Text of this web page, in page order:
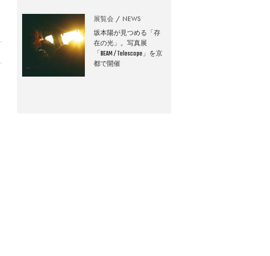
展覧会 NEWS
坂本陽が見つめる「存
在の光」。写真展
「BEAM / Telescope」を京
都で開催